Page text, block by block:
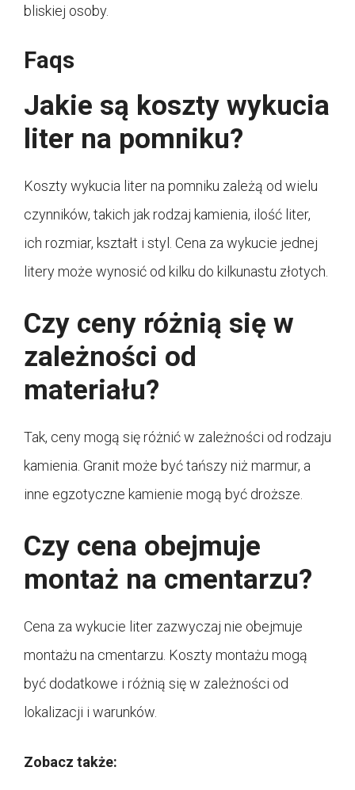
bliskiej osoby.
Faqs
Jakie są koszty wykucia
liter na pomniku?
Koszty wykucia liter na pomniku zależą od wielu
czynników, takich jak rodzaj kamienia, ilość liter,
ich rozmiar, kształt i styl. Cena za wykucie jednej
litery może wynosić od kilku do kilkunastu złotych.
Czy ceny różnią się w
zależności od
materiału?
Tak, ceny mogą się różnić w zależności od rodzaju
kamienia. Granit może być tańszy niż marmur, a
inne egzotyczne kamienie mogą być droższe.
Czy cena obejmuje
montaż na cmentarzu?
Cena za wykucie liter zazwyczaj nie obejmuje
montażu na cmentarzu. Koszty montażu mogą
być dodatkowe i różnią się w zależności od
lokalizacji i warunków.
Zobacz także: